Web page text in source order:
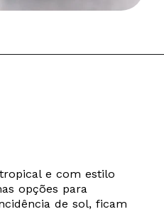
e com estilo
opções para
de sol, ficam